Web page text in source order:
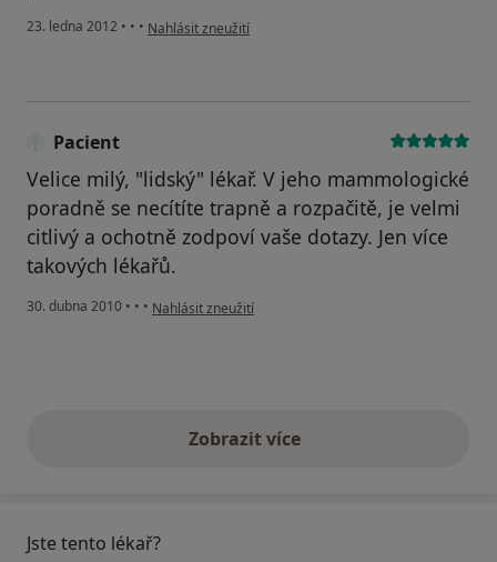
23. ledna 2012 • • • podle názoru uživatele Váš účet byl odstraněn
Nahlásit zneužití
Pacient
Velice milý, "lidský" lékař. V jeho mammologické
poradně se necítíte trapně a rozpačitě, je velmi
citlivý a ochotně zodpoví vaše dotazy. Jen více
takových lékařů.
30. dubna 2010 • • • podle názoru uživatele Pacient
Nahlásit zneužití
Zobrazit vícevýše uvedené názory
Jste tento lékař?